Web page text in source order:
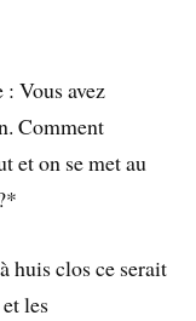
Vous avez
Comment
et on se met au
huis clos ce serait
les